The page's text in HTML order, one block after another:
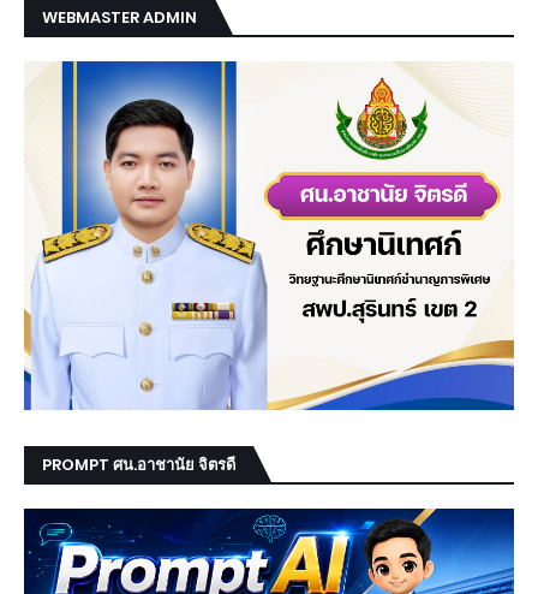
WEBMASTER ADMIN
PROMPT ศน.อาชานัย จิตรดี